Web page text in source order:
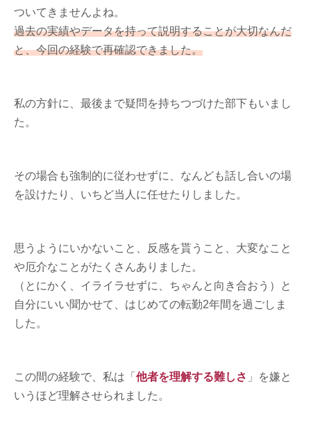
ついてきませんよね。
過去の実績やデータを持って説明することが大切なんだ
と、今回の経験で再確認できました。
私の方針に、最後まで疑問を持ちつづけた部下もいまし
た。
その場合も強制的に従わせずに、なんども話し合いの場
を設けたり、いちど当人に任せたりしました。
思うようにいかないこと、反感を貰うこと、大変なこと
や厄介なことがたくさんありました。
（とにかく、イライラせずに、ちゃんと向き合おう）と
自分にいい聞かせて、はじめての転勤2年間を過ごしま
した。
この間の経験で、私は「 他者を理解する難しさ 」を嫌と
いうほど理解させられました。